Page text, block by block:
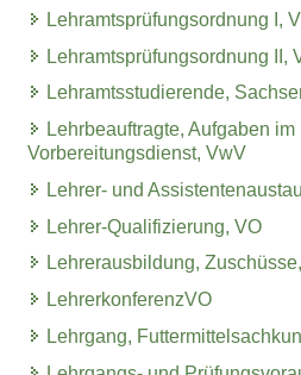
Lehramtsprüfungsordnung I,
Lehramtsprüfungsordnung II,
Lehramtsstudierende,
Lehrbeauftragte, Aufgaben
Vorbereitungsdienst, VwV
Lehrer- und
Lehrer-Qualifizierung, VO
Lehrerausbildung,
LehrerkonferenzVO
Lehrgang,